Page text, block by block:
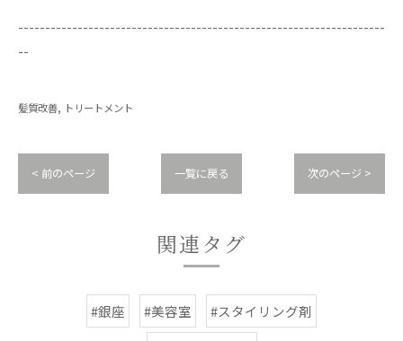
--------------------------------------------------------------------
--
髪質改善 トリートメント
< 前のページ 一覧に戻る 次のページ >
関連タグ
#銀座 #美容室
#スタイリング剤